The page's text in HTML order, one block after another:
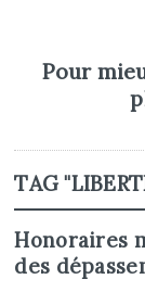
Pour
TAG
Honoraires
des